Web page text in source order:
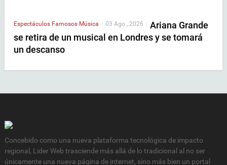
Espectáculos Famosos Música | 03 Ago , 2026 | Ariana Grande
se retira de un musical en Londres y se tomará
un descanso
Concebido como una nueva plataforma tecnológica de impacto
regional, Lider Web trasciende más allá de lo tradicional al no ser
únicamente una nueva página de internet, sino más bien un portal